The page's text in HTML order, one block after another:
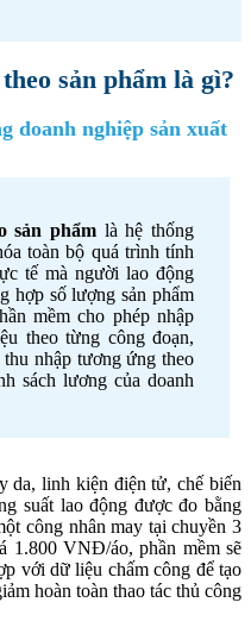
sản phẩm là gì?
doanh nghiệp sản xuất
sản phẩm là hệ thống
toàn bộ quá trình tính
tế mà người lao động
hợp số lượng sản phẩm
mềm cho phép nhập
theo từng công đoạn,
nhập tương ứng theo
sách lương của doanh
da, linh kiện điện tử, chế biến
suất lao động được đo bằng
công nhân may tại chuyền 3
1.800 VNĐ/áo, phần mềm sẽ
với dữ liệu chấm công để tạo
hoàn toàn thao tác thủ công